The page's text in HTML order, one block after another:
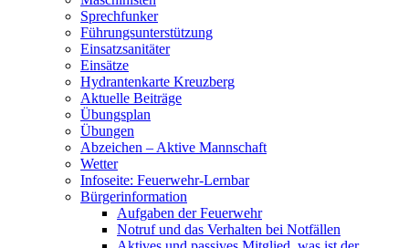
Sprechfunker
Führungsunterstützung
Einsatzsanitäter
Einsätze
Hydrantenkarte Kreuzberg
Aktuelle Beiträge
Übungsplan
Übungen
Abzeichen – Aktive Mannschaft
Wetter
Infoseite: Feuerwehr-Lernbar
Bürgerinformation
Aufgaben der Feuerwehr
Notruf und das Verhalten bei Notfällen